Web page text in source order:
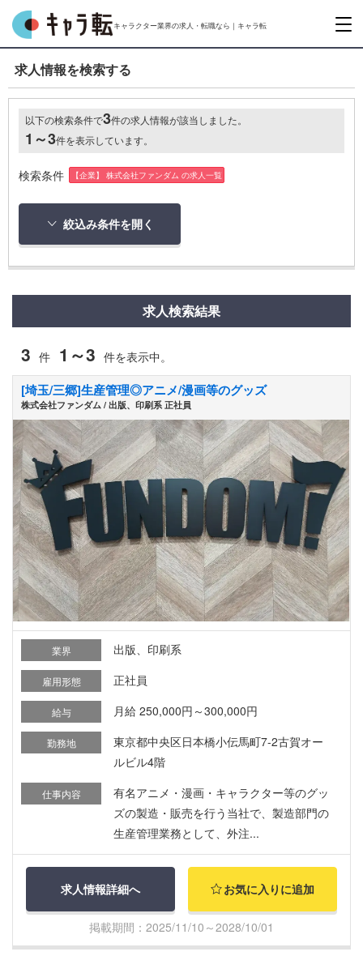
キャラクター業界の求人・転職なら｜キャラ転
求人情報を検索する
以下の検索条件で3件の求人情報が該当しました。
1～3件を表示しています。
検索条件 【企業】 株式会社ファンダム の求人一覧
絞込み条件を開く
求人検索結果
3 件 1～3 件を表示中。
[埼玉/三郷]生産管理◎アニメ/漫画等のグッズ
株式会社ファンダム / 出版、印刷系 正社員
業界 出版、印刷系
雇用形態 正社員
給与 月給 250,000円～300,000円
勤務地
東京都中央区日本橋小伝馬町7-2古賀オー
ルビル4階
仕事内容
有名アニメ・漫画・キャラクター等のグッ
ズの製造・販売を行う当社で、製造部門の
生産管理業務として、外注...
求人情報詳細へ お気に入りに追加
掲載期間：2025/11/10～2028/10/01